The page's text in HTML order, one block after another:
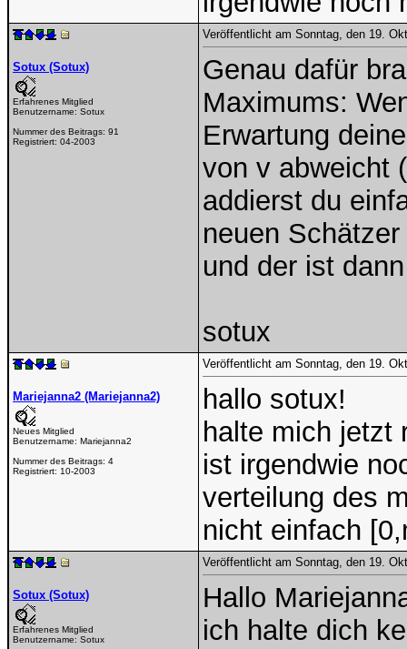
Sotux (Sotux)
Erfahrenes Mitglied
Benutzername: Sotux
Nummer des Beitrags: 91
Registriert: 04-2003
Veröffentlicht am Sonntag, den 19.
Genau dafür
Maximums:
Erwartung
von v abweicht
addierst du
neuen
und der ist
sotux
Mariejanna2 (Mariejanna2)
Neues Mitglied
Benutzername: Mariejanna2
Nummer des Beitrags: 4
Registriert: 10-2003
Veröffentlicht am Sonntag, den 19.
hallo sotux!
halte mich jetzt
ist irgendwie
verteilung des
nicht einfach
Sotux (Sotux)
Erfahrenes Mitglied
Benutzername: Sotux
Veröffentlicht am Sonntag, den 19.
Hallo
ich halte dich